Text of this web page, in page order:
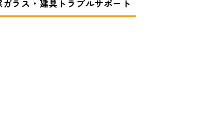
ガラス・建具トラブルサポート